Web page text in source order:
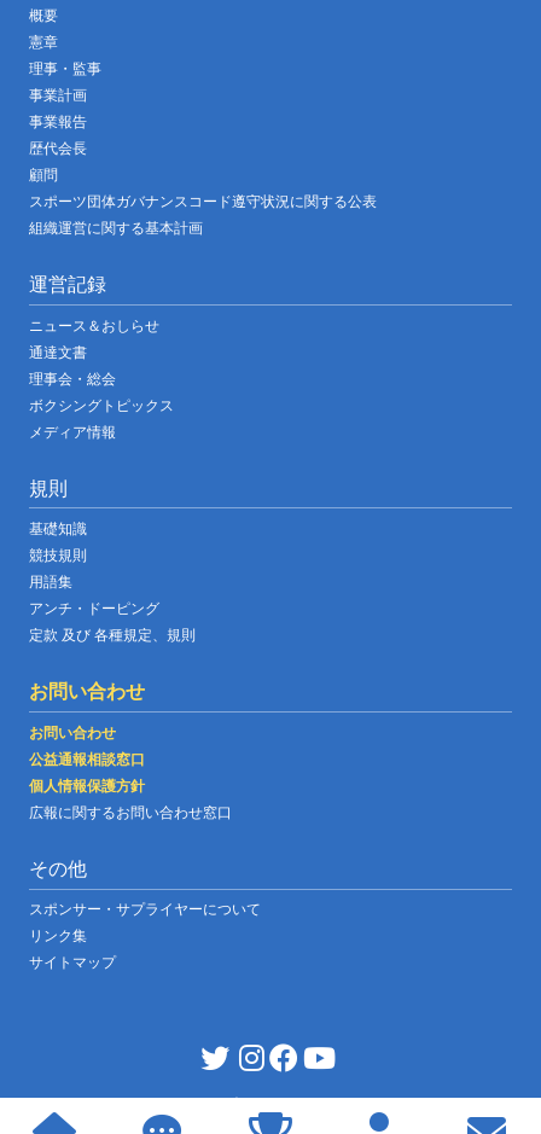
概要
憲章
理事・監事
事業計画
事業報告
歴代会長
顧問
スポーツ団体ガバナンスコード遵守状況に関する公表
組織運営に関する基本計画
運営記録
ニュース＆おしらせ
通達文書
理事会・総会
ボクシングトピックス
メディア情報
規則
基礎知識
競技規則
用語集
アンチ・ドーピング
定款 及び 各種規定、規則
お問い合わせ
お問い合わせ
公益通報相談窓口
個人情報保護方針
広報に関するお問い合わせ窓口
その他
スポンサー・サプライヤーについて
リンク集
サイトマップ